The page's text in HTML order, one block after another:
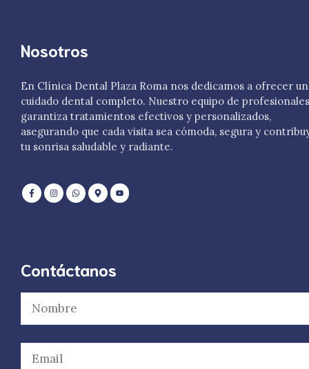
Nosotros
En Clínica Dental Plaza Roma nos dedicamos a ofrecer un
cuidado dental completo. Nuestro equipo de profesionales
garantiza tratamientos efectivos y personalizados,
asegurando que cada visita sea cómoda, segura y
tu sonrisa saludable y radiante.
Contáctanos